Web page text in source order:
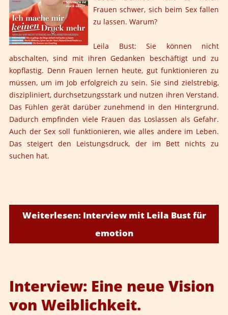
Frauen schwer, sich beim Sex fallen
zu lassen. Warum?
Leila Bust: Sie können nicht
abschalten, sind mit ihren Gedanken beschäftigt und zu
kopflastig. Denn Frauen lernen heute, gut funktionieren zu
müssen, um im Job erfolgreich zu sein. Sie sind zielstrebig,
diszipliniert, durchsetzungsstark und nutzen ihren Verstand.
Das Fühlen gerät darüber zunehmend in den Hintergrund.
Dadurch empfinden viele Frauen das Loslassen als Gefahr.
Auch der Sex soll funktionieren, wie alles andere im Leben.
Das steigert den Leistungsdruck, der im Bett nichts zu
suchen hat.
Weiterlesen: Interview mit Leila Bust für
emotion
Interview: Eine neue Vision
von Weiblichkeit.